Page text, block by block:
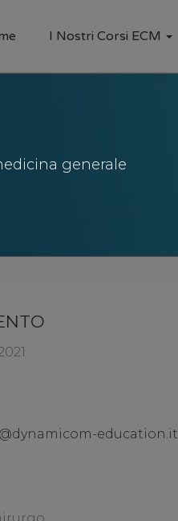
I Nostri Corsi ECM
generale
education.it